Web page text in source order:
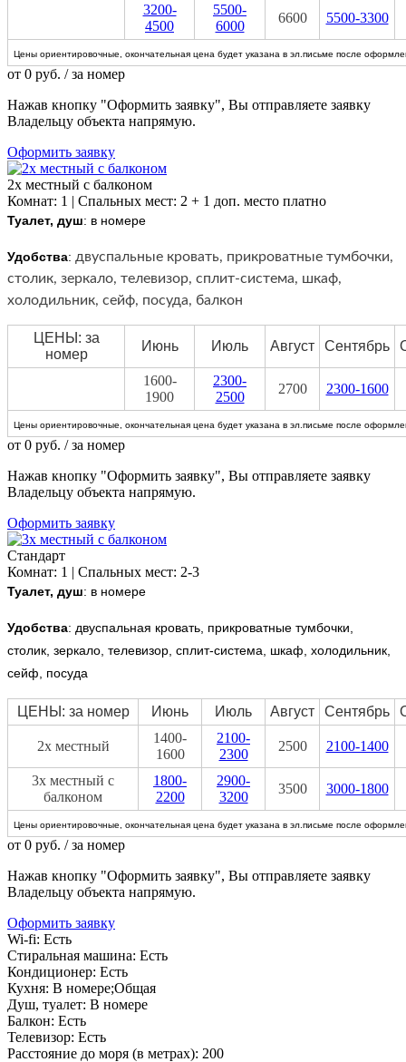
3200-
4500
5500-
6000
6600 5500-3300
Цены ориентировочные, окончательная цена будет указана в эл.письме после
от 0 руб. / за номер
Нажав кнопку "Оформить заявку", Вы отправляете заявку
Владельцу объекта напрямую.
Оформить заявку
2х местный с балконом
Комнат: 1 | Спальных мест: 2 + 1 доп. место платно
Туалет, душ: в номере
Удобства: двуспальные кровать, прикроватные тумбочки,
столик, зеркало, телевизор, сплит-система, шкаф,
холодильник, сейф, посуда, балкон
ЦЕНЫ: за
номер
Июнь Июль Август Сентябрь
1600-
1900
2300-
2500
2700 2300-1600
Цены ориентировочные, окончательная цена будет указана в эл.письме после
от 0 руб. / за номер
Нажав кнопку "Оформить заявку", Вы отправляете заявку
Владельцу объекта напрямую.
Оформить заявку
Стандарт
Комнат: 1 | Спальных мест: 2-3
Туалет, душ: в номере
Удобства: двуспальная кровать, прикроватные тумбочки,
столик, зеркало, телевизор, сплит-система, шкаф, холодильник,
сейф, посуда
ЦЕНЫ: за номер Июнь Июль Август Сентябрь
2х местный
1400-
1600
2100-
2300
2500 2100-1400
3х местный с
балконом
1800-
2200
2900-
3200
3500 3000-1800
Цены ориентировочные, окончательная цена будет указана в эл.письме после
от 0 руб. / за номер
Нажав кнопку "Оформить заявку", Вы отправляете заявку
Владельцу объекта напрямую.
Оформить заявку
Wi-fi: Есть
Стиральная машина: Есть
Кондиционер: Есть
Кухня: В номере;Общая
Душ, туалет: В номере
Балкон: Есть
Телевизор: Есть
Расстояние до моря (в метрах): 200